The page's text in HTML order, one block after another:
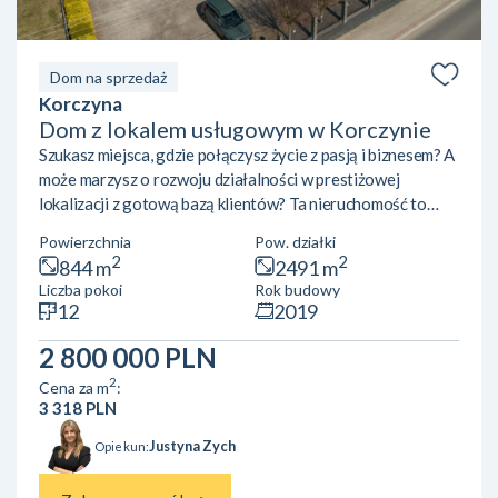
Dom na sprzedaż
Korczyna
Dom z lokalem usługowym w Korczynie
Szukasz miejsca, gdzie połączysz życie z pasją i biznesem? A
może marzysz o rozwoju działalności w prestiżowej
lokalizacji z gotową bazą klientów? Ta nieruchomość to
nowoczesnymi wnętrzami i potencjałem, który ogranicza
tylko Twoja wyobraźnia. Wyjątkowa Nieruchomość
Inwestycyjna z Potencjałem – Korczyna k. KrosnaNa
sprzedaż unikalny parterowy budynek usługowo-
mieszkalny z użytkowym poddaszem, o imponującej
powierzchni całkowitej 844 m², zlo...
Powierzchnia
844 m2
Pow. działki
2491 m2
Liczba pokoi
12
Rok budowy
2019
2 800 000 PLN
Cena za m2:
3 318 PLN
Opiekun:Justyna Zych